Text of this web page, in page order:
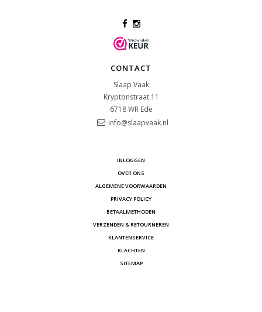
CONTACT
Slaap Vaak
Kryptonstraat 11
6718 WR Ede
info@slaapvaak.nl
INLOGGEN
OVER ONS
ALGEMENE VOORWAARDEN
PRIVACY POLICY
BETAALMETHODEN
VERZENDEN & RETOURNEREN
KLANTENSERVICE
KLACHTEN
SITEMAP